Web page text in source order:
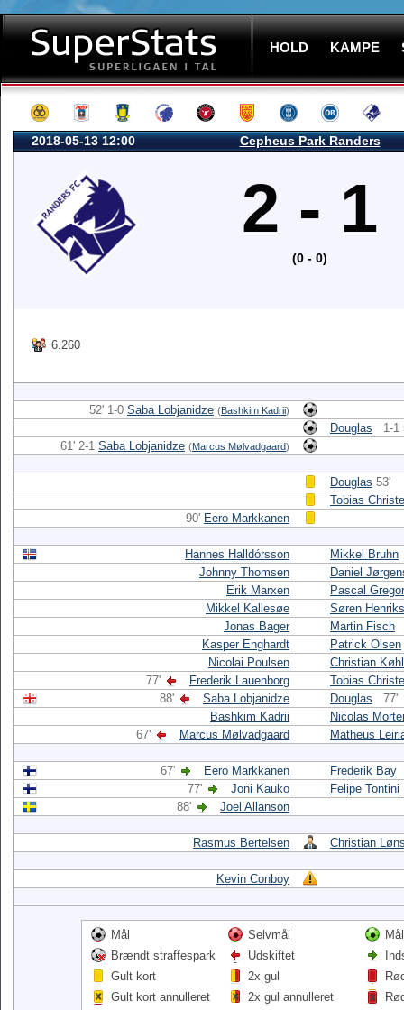
HOLD KAMPE
2018-05-13 12:00 Cepheus Park Randers
2 - 1
(0 - 0)
6.260
52' 1-0 Saba Lobjanidze (Bashkim Kadrii)
Douglas
1-1
61' 2-1 Saba Lobjanidze (Marcus Mølvadgaard)
Douglas 53'
Tobias
90' Eero Markkanen
Hannes Halldórsson
Mikkel Bruhn
Johnny Thomsen
Daniel
Erik Marxen
Pascal Gregor
Mikkel Kallesøe
Søren
Jonas Bager
Martin Fisch
Kasper Enghardt
Patrick Olsen
Nicolai Poulsen
Christian
77'
Frederik Lauenborg
Tobias
88'
Saba Lobjanidze Douglas
77'
Bashkim Kadrii
Nicolas
67'
Marcus Mølvadgaard Matheus
67' Eero Markkanen
Frederik Bay
77'
Joni Kauko
Felipe Tontini
88'
Joel Allanson
Rasmus Bertelsen Christian
Kevin Conboy
Mål Selvmål
Brændt straffespark
Udskiftet
Gult kort
2x gul
Gult kort annulleret
2x gul annulleret